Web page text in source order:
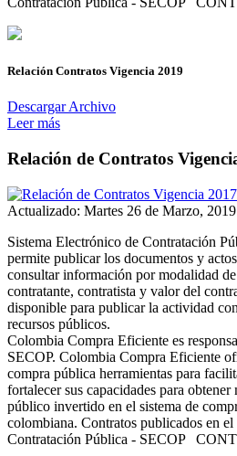
Relación Contratos Vigencia 2019
Descargar Archivo
Leer más
Relación de Contratos
Actualizado: Martes 26 de Marzo, 2019
Sistema Electrónico de Contratación
permite publicar los documentos y
consultar información por modalidad
contratante, contratista y valor del
disponible para publicar la actividad
recursos públicos.
Colombia Compra Eficiente es
SECOP. Colombia Compra Eficiente
compra pública herramientas para
fortalecer sus capacidades para
público invertido en el sistema de
colombiana. Contratos publicados en
Contratación Pública - SECOP